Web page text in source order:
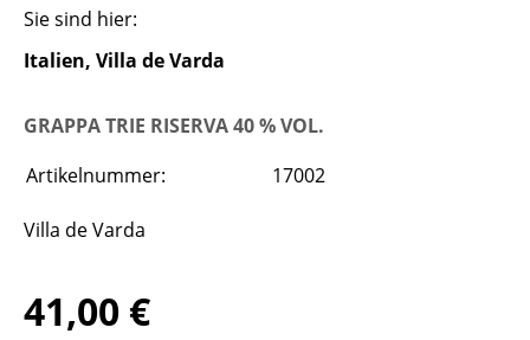
Sie sind hier:
Italien, Villa de Varda
GRAPPA TRIE RISERVA 40 % VOL.
Artikelnummer:
17002
Villa de Varda
41,00 €